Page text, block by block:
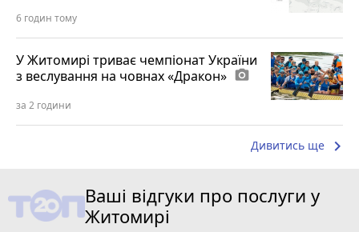
6 годин тому
У Житомирі триває чемпіонат України
з веслування на човнах «Дракон» photo_camera
за 2 години
Дивитись ще keyboard_arrow_right
Ваші відгуки про послуги у
Житомирі